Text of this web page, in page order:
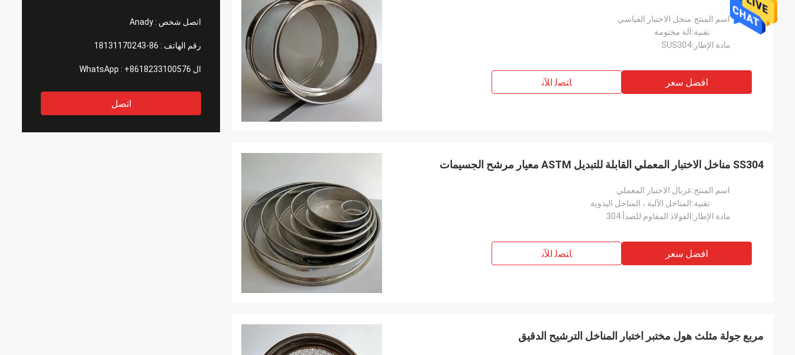
اتصل شخص :Anady
رقم الهاتف : 86-18131170243
ال WhatsApp : +8618233100576
اتصل
اسم المنتج:منخل الاختبار القياسي
تقنية:آلة مختومة
مادة الإطار:SUS304
افضل سعر ﺎﺘﺼﻟ ﺍﻶﻧ
SS304 مناخل الاختبار المعملي القابلة للتبديل ASTM معيار مرشح الجسيمات
اسم المنتج:غربال الاختبار المعملي
تقنية:المناخل الآلية ، المناخل اليدوية
مادة الإطار:الفولاذ المقاوم للصدأ 304
افضل سعر ﺎﺘﺼﻟ ﺍﻶﻧ
مربع جولة مثلث هول مختبر اختبار المناخل الترشيح الدقيق